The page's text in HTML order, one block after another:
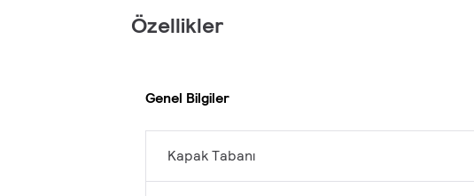
Özellikler
Genel Bilgiler
Kapak Tabanı